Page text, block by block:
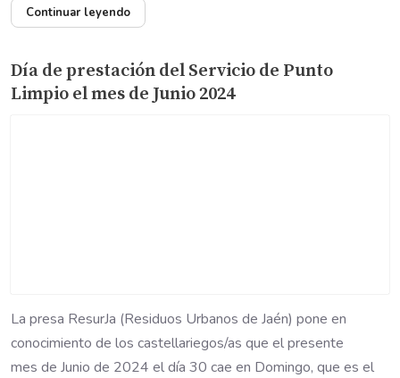
Continuar leyendo
Día de prestación del Servicio de Punto
Limpio el mes de Junio 2024
La presa ResurJa (Residuos Urbanos de Jaén) pone en
conocimiento de los castellariegos/as que el presente
mes de Junio de 2024 el día 30 cae en Domingo, que es el